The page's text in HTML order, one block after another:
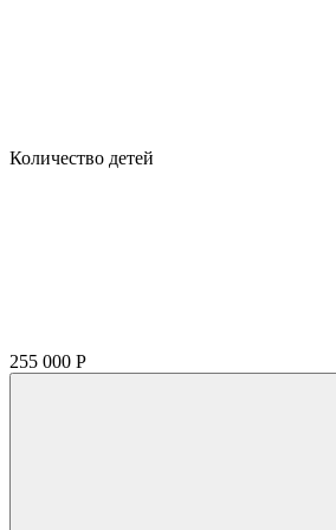
Количество детей
255 000 Р